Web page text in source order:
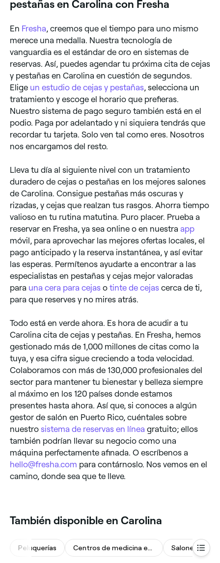
pestañas en Carolina con Fresha
En Fresha , creemos que el tiempo para uno mismo
merece una medalla. Nuestra tecnología de
vanguardia es el estándar de oro en sistemas de
reservas. Así, puedes agendar tu próxima cita de cejas
y pestañas en Carolina en cuestión de segundos.
Elige un estudio de cejas y pestañas , selecciona un
tratamiento y escoge el horario que prefieras.
Nuestro sistema de pago seguro también está en el
podio. Paga por adelantado y ni siquiera tendrás que
recordar tu tarjeta. Solo ven tal como eres. Nosotros
nos encargamos del resto.
Lleva tu día al siguiente nivel con un tratamiento
duradero de cejas o pestañas en los mejores salones
de Carolina. Consigue pestañas más oscuras y
rizadas, y cejas que realzan tus rasgos. Ahorra tiempo
valioso en tu rutina matutina. Puro placer. Prueba a
reservar en Fresha, ya sea online o en nuestra app
móvil, para aprovechar las mejores ofertas locales, el
pago anticipado y la reserva instantánea, y así evitar
las esperas. Permítenos ayudarte a encontrar a las
especialistas en pestañas y cejas mejor valoradas
para una cera para cejas o tinte de cejas cerca de ti,
para que reserves y no mires atrás.
Todo está en verde ahora. Es hora de acudir a tu
Carolina cita de cejas y pestañas. En Fresha, hemos
gestionado más de 1,000 millones de citas como la
tuya, y esa cifra sigue creciendo a toda velocidad.
Colaboramos con más de 130,000 profesionales del
sector para mantener tu bienestar y belleza siempre
al máximo en los 120 países donde estamos
presentes hasta ahora. Así que, si conoces a algún
gestor de salón en Puerto Rico, cuéntales sobre
nuestro sistema de reservas en línea gratuito; ellos
también podrían llevar su negocio como una
máquina perfectamente afinada. O escríbenos a
hello@fresha.com para contárnoslo. Nos vemos en el
camino, donde sea que te lleve.
También disponible en Carolina
Peluquerías Centros de medicina estética Salones de